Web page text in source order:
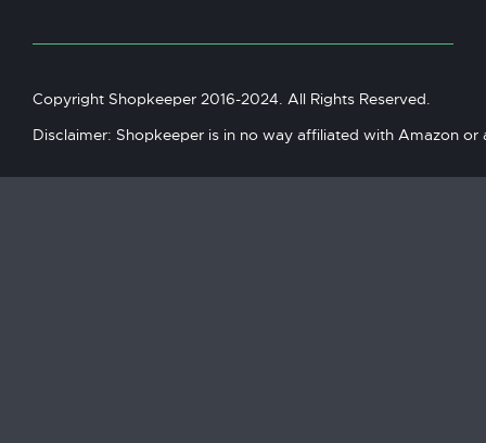
Copyright Shopkeeper 2016-2024. All Rights Reserved.
Disclaimer: Shopkeeper is in no way affiliated with Amazon or